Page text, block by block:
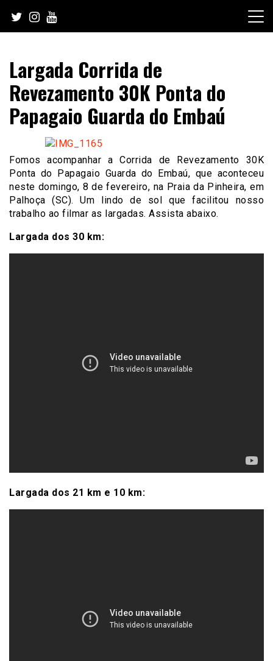
content
Largada Corrida de
Revezamento 30K Ponta do
Papagaio Guarda do Embaú
Fomos acompanhar a Corrida de Revezamento 30K
Ponta do Papagaio Guarda do Embaú, que aconteceu
neste domingo, 8 de fevereiro, na Praia da Pinheira, em
Palhoça (SC). Um lindo de sol que facilitou nosso
trabalho ao filmar as largadas. Assista abaixo.
Largada dos 30 km:
Largada dos 21 km e 10 km: